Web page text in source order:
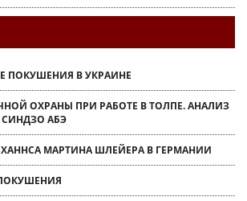
ПОКУШЕНИЯ В УКРАИНЕ
ОХРАНЫ ПРИ РАБОТЕ В ТОЛПЕ. АНАЛИЗ
АБЭ
МАРТИНА ШЛЕЙЕРА В ГЕРМАНИИ